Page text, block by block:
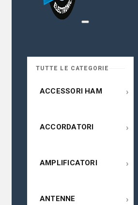
TUTTE LE CATEGORIE
ACCESSORI HAM ›
ACCORDATORI ›
AMPLIFICATORI ›
ANTENNE ›